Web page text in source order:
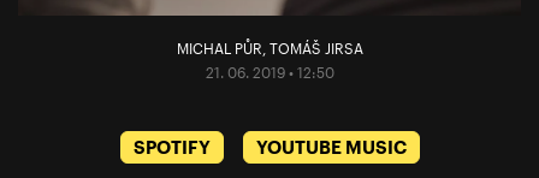
MICHAL PŮR TOMÁŠ JIRSA
21. 06. 2019 • 12:50
SPOTIFY YOUTUBE MUSIC